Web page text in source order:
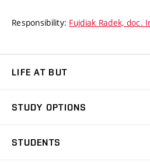
Responsibility: Fujdiak Radek, doc.
LIFE AT BUT
Dormitories
STUDY OPTIONS
STUDENTS